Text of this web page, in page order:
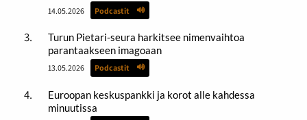
14.05.2026 Podcastit
Turun Pietari-seura harkitsee nimenvaihtoa
parantaakseen imagoaan
13.05.2026 Podcastit
Euroopan keskuspankki ja korot alle kahdessa
minuutissa